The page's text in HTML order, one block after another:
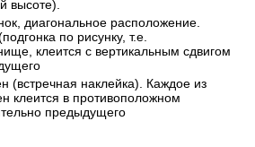
высоте).
диагональное расположение.
по рисунку, т.е.
клеится с вертикальным сдвигом
(встречная наклейка). Каждое из
клеится в противоположном
предыдущего